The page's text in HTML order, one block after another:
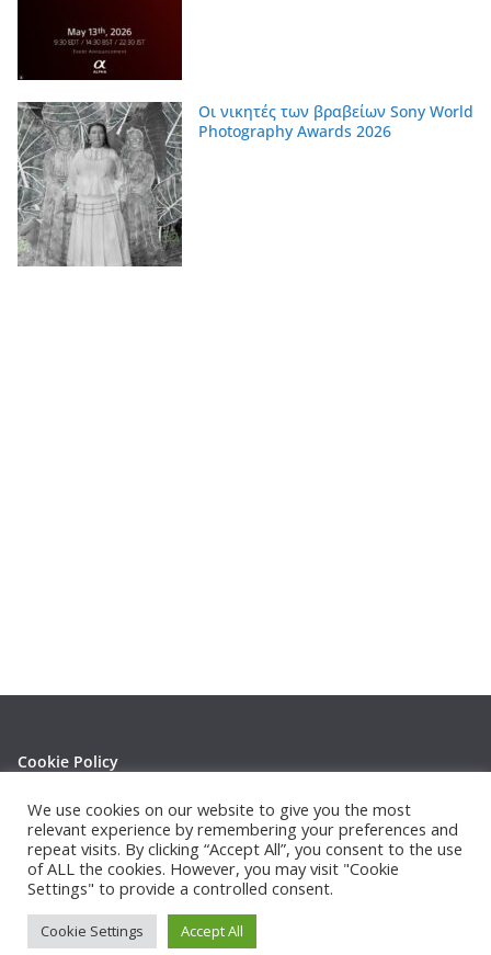
Οι νικητές των βραβείων Sony World
Photography Awards 2026
Cookie Policy
Privacy Policy
Copyright © 2026Thephotowall
Theme:ColorMag by ThemeGrill. Powered by
We use cookies on our website to give you the most
relevant experience by remembering your preferences and
repeat visits. By clicking “Accept All”, you consent to the use
of ALL the cookies. However, you may visit "Cookie
Settings" to provide a controlled consent.
Cookie Settings Accept All